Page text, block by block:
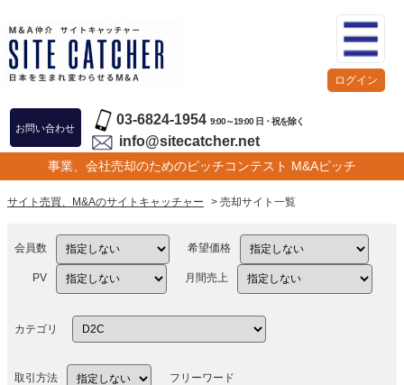
お問い合わせ
03-6824-1954 9:00～19:00 日・祝を除く
info@sitecatcher.net
事業、会社売却のためのピッチコンテスト M&Aピッチ
ログイン
サイト売買、M&Aのサイトキャッチャー > 売却サイト一覧
会員数 希望価格
PV 月間売上
カテゴリ
取引方法 フリーワード